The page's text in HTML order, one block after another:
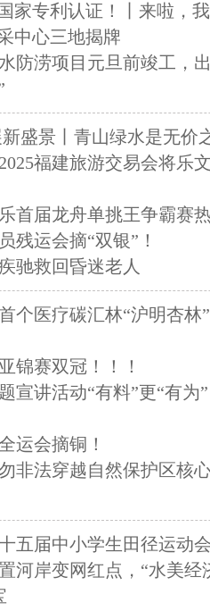
家专利认证！丨来啦，
中心三地揭牌
防涝项目元旦前竣工，
盛景丨青山绿水是无价
福建旅游交易会将乐
首届龙舟单挑王争霸赛
残运会摘“双银”！
驰救回昏迷老人
个医疗碳汇林“沪明杏林
锦赛双冠！！！
宣讲活动“有料”更“有为
运会摘铜！
非法穿越自然保护区核
五届中小学生田径运动
河岸变网红点，“水美经